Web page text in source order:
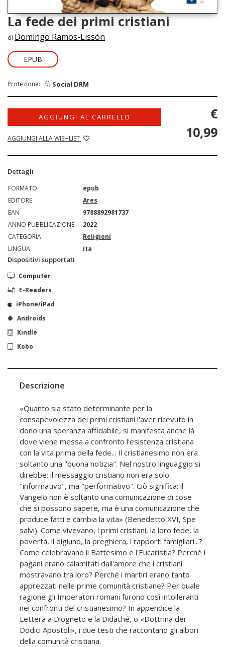
La fede dei primi cristiani
di Domingo Ramos-Lissón
EPUB
Protezione: Social DRM
AGGIUNGI AL CARRELLO
AGGIUNGI ALLA WISHLIST
€
10,99
Dettagli
FORMATO
epub
EDITORE
Ares
EAN
9788892981737
ANNO PUBBLICAZIONE
2022
CATEGORIA
Religioni
LINGUA
ita
Dispositivi supportati
Computer
E-Readers
iPhone/iPad
Androids
Kindle
Kobo
Descrizione
«Quanto sia stato determinante per la
consapevolezza dei primi cristiani l'aver ricevuto in
dono una speranza affidabile, si manifesta anche là
dove viene messa a confronto l'esistenza cristiana
con la vita prima della fede... Il cristianesimo non era
soltanto una "buona notizia". Nel nostro linguaggio si
direbbe: il messaggio cristiano non era solo
"informativo", ma "performativo". Ciò significa: il
Vangelo non è soltanto una comunicazione di cose
che si possono sapere, ma è una comunicazione che
produce fatti e cambia la vita» (Benedetto XVI, Spe
salvi). Come vivevano, i primi cristiani, la loro fede, la
povertà, il digiuno, la preghiera, i rapporti famigliari...?
Come celebravano il Battesimo e l'Eucaristia? Perché i
pagani erano calamitati dall'amore che i cristiani
mostravano tra loro? Perché i martiri erano tanto
apprezzati nelle prime comunità cristiane? Per quale
ragione gli Imperatori romani furono così intolleranti
nei confronti del cristianesimo? In appendice la
Lettera a Diogneto e la Didaché, o «Dottrina dei
Dodici Apostoli», i due testi che raccontano gli albori
della comunità cristiana.